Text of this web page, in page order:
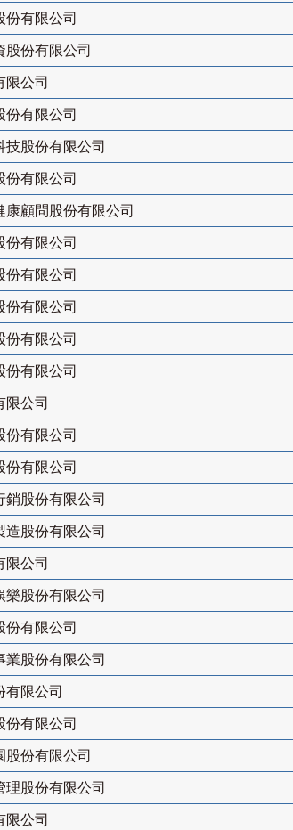
份有限公司
股份有限公司
限公司
份有限公司
技股份有限公司
份有限公司
康顧問股份有限公司
份有限公司
份有限公司
份有限公司
份有限公司
份有限公司
限公司
份有限公司
份有限公司
銷股份有限公司
造股份有限公司
限公司
樂股份有限公司
份有限公司
業股份有限公司
有限公司
份有限公司
股份有限公司
理股份有限公司
限公司